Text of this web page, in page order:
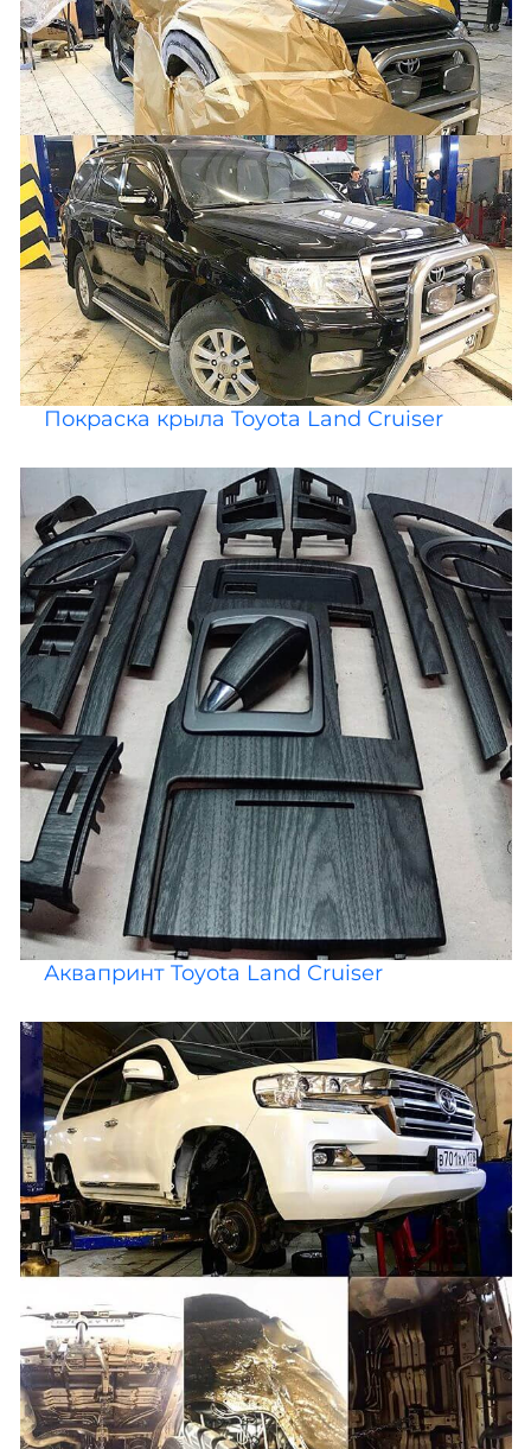
Покраска крыла Toyota Land Cruiser
Аквапринт Toyota Land Cruiser